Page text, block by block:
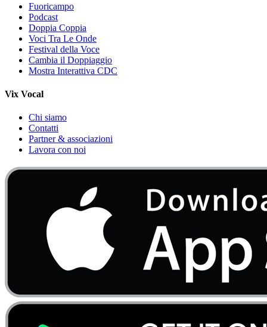
Fuoricampo
Podcast
Doppia Coppia
Voci Tra Le Onde
Festival della Voce
Cambia il Doppiaggio
Mostra Interattiva CDC
Vix Vocal
Chi siamo
Contatti
Partner & associazioni
Lavora con noi